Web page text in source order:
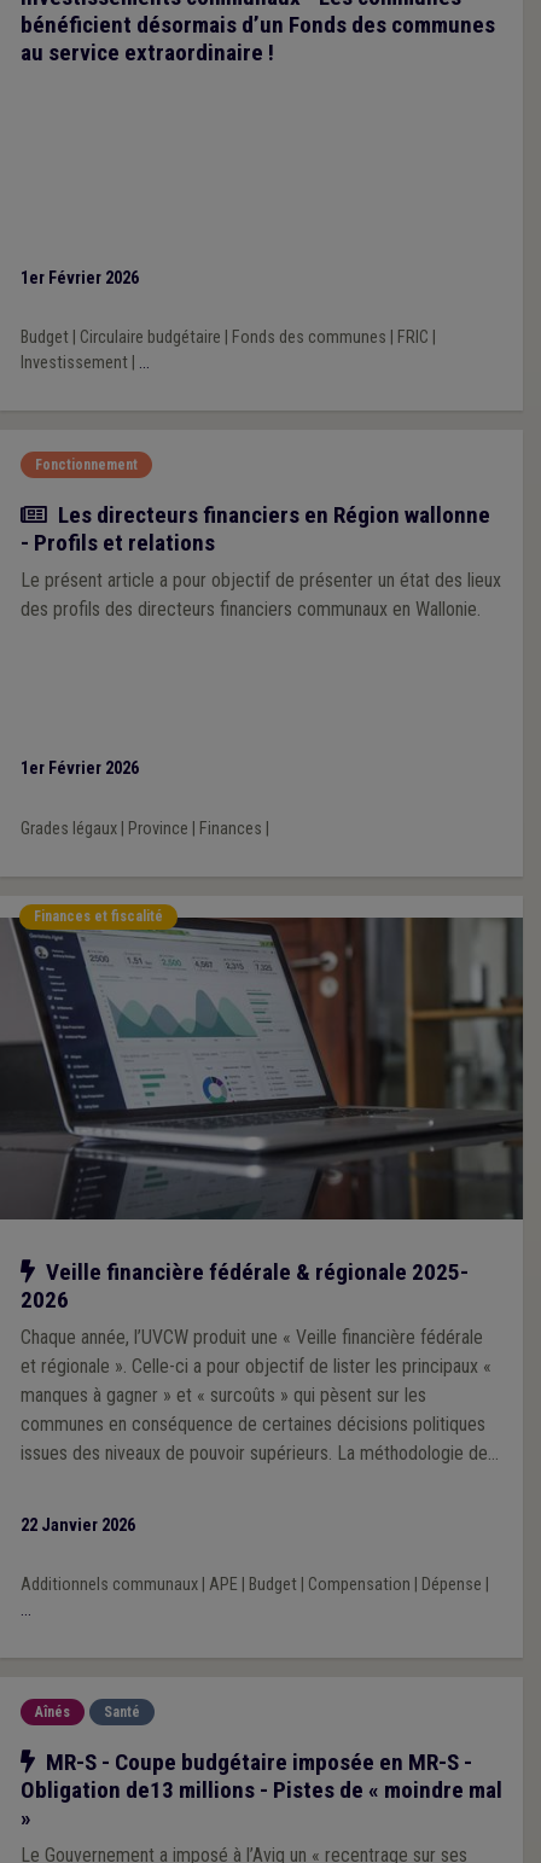
bénéficient désormais d’un Fonds des communes
au service extraordinaire !
1er Février 2026
Budget| Circulaire budgétaire Fonds des communes FRIC
Investissement| ...
Fonctionnement
Article
Les directeurs financiers en Région wallonne
- Profils et relations
Le présent article a pour objectif de présenter un état des lieux
des profils des directeurs financiers communaux en Wallonie.
1er Février 2026
Grades légaux| Province Finances
Finances et fiscalité
Notre action
Veille financière fédérale & régionale 2025-
2026
Chaque année, l’UVCW produit une « Veille financière fédérale
et régionale ». Celle-ci a pour objectif de lister les principaux «
manques à gagner » et « surcoûts » qui pèsent sur les
communes en conséquence de certaines décisions politiques
issues des niveaux de pouvoir supérieurs. La méthodologie de
22 Janvier 2026
Additionnels communaux| APE Budget| Compensation Dépense
...
Aînés Santé
Notre action
MR-S - Coupe budgétaire imposée en MR-S -
Obligation de13 millions - Pistes de « moindre mal
»
Le Gouvernement a imposé à l’Aviq un « recentrage sur ses